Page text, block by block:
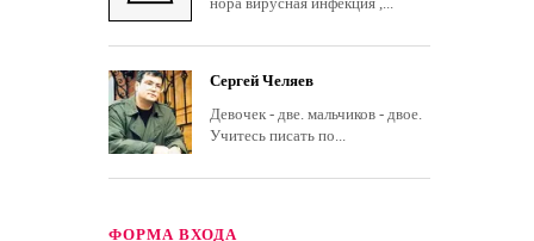
Сергей Челяев
Девочек - две. мальчиков - двое.
Учитесь писать по...
ФОРМА ВХОДА